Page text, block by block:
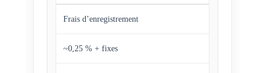
Frais d’enregistrement
~0,25 % + fixes